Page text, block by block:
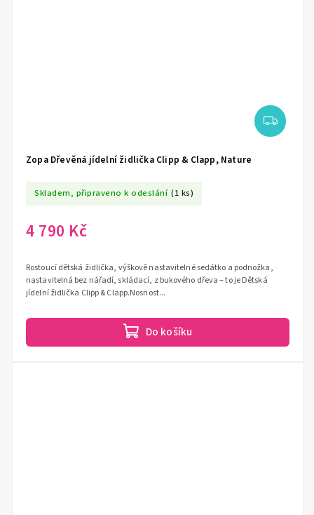
Zopa Dřevěná jídelní židlička Clipp & Clapp, Nature
Skladem, připraveno k odeslání (1 ks)
4 790 Kč
Do košíku
Rostoucí dětská židlička, výškově nastavitelné sedátko a podnožka,
nastavitelná bez nářadí, skládací, z bukového dřeva – to je Dětská
jídelní židlička Clipp & Clapp.Nosnost...